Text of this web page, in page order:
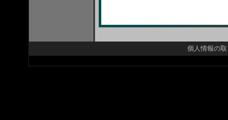
個人情報の